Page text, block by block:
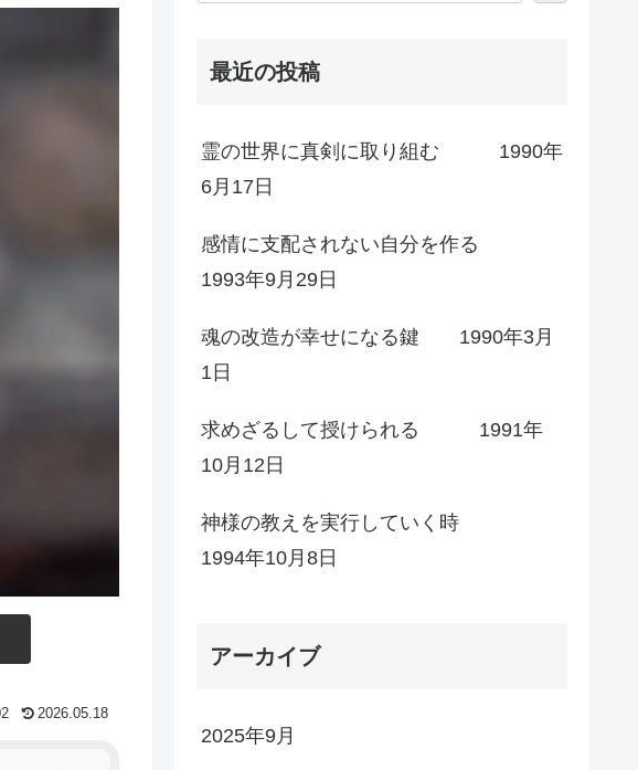
2026.05.18
最近の投稿
霊の世界に真剣に取り組む 1990年
6月17日
感情に支配されない自分を作る
1993年9月29日
魂の改造が幸せになる鍵 1990年3月
1日
求めざるして授けられる 1991年
10月12日
神様の教えを実行していく時
1994年10月8日
アーカイブ
2025年9月